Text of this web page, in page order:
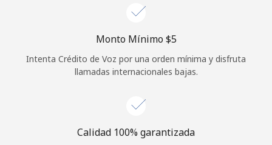
Monto Mínimo ⁦$5⁩
Intenta Crédito de Voz por una orden mínima y disfruta
llamadas internacionales bajas.
Calidad 100% garantizada